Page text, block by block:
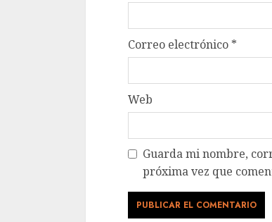
Correo electrónico *
Web
Guarda mi nombre,
próxima vez que